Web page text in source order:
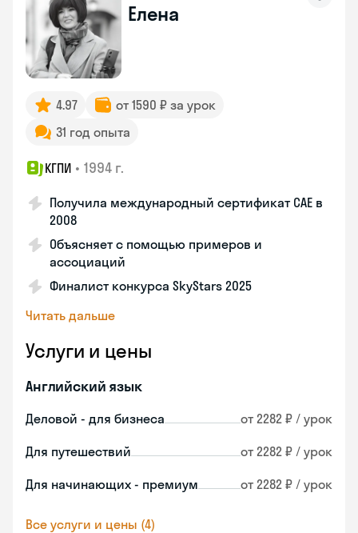
Елена
4.97
от 1590 ₽ за урок
31 год опыта
КГПИ • 1994 г.
Получила международный сертификат CAE в
2008
Объясняет с помощью примеров и
ассоциаций
Финалист конкурса SkyStars 2025
Читать дальше
Услуги и цены
Английский язык
Деловой - для бизнеса от 2282 ₽ / урок
Для путешествий от 2282 ₽ / урок
Для начинающих - премиум от 2282 ₽ / урок
Все услуги и цены (4)